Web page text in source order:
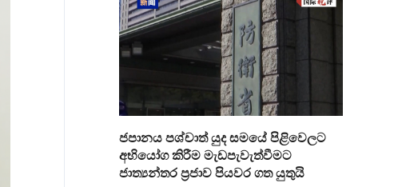
ජපානය පශ්චාත් යුද සමයේ පිළිවෙලට
අභියෝග කිරීම මැඩපැවැත්වීමට
ජාත්‍යන්තර ප්‍රජාව පියවර ගත යුතුයි